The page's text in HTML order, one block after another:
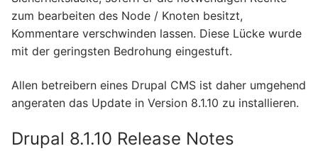
zum bearbeiten des Node / Knoten besitzt,
Kommentare verschwinden lassen. Diese Lücke wurde
mit der geringsten Bedrohung eingestuft.
Allen betreibern eines Drupal CMS ist daher umgehend
angeraten das Update in Version 8.1.10 zu installieren.
Drupal 8.1.10 Release Notes